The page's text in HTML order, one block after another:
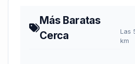
Más Baratas
Cerca
Las
km